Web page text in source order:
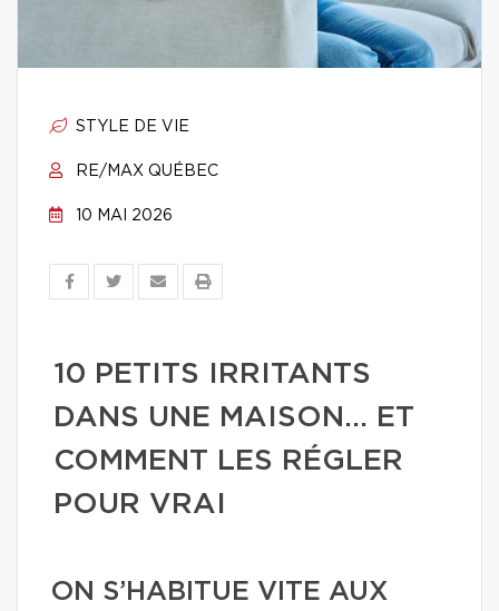
STYLE DE VIE
RE/MAX QUÉBEC
10 MAI 2026
10 PETITS IRRITANTS
DANS UNE MAISON… ET
COMMENT LES RÉGLER
POUR VRAI
ON S’HABITUE VITE AUX